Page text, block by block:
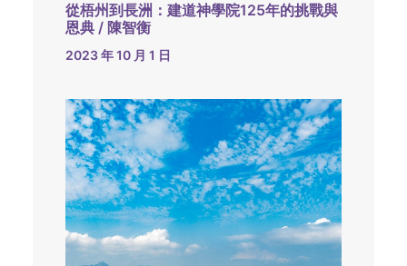
從梧州到長洲：建道神學院125年的挑戰與
恩典 / 陳智衡
2023 年 10 月 1 日